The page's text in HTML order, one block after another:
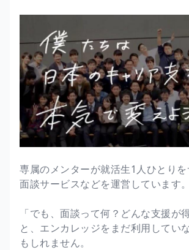
専属のメンターが就活生1人ひとり
面談サービスなどを運営しています。
「でも、面談って何？どんな支援が
と、エンカレッジをまだ利用してい
もしれません。